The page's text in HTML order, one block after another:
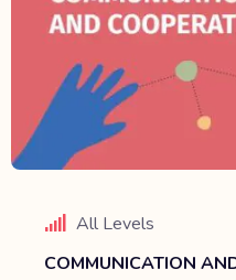
All Levels
COMMUNICATION